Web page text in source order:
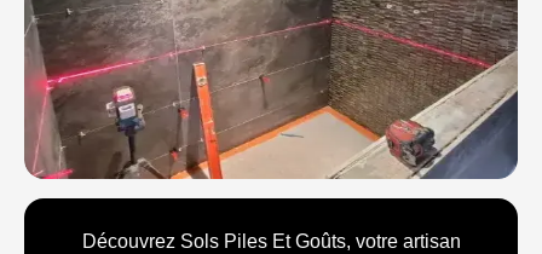
Découvrez Sols Piles Et Goûts, votre artisan